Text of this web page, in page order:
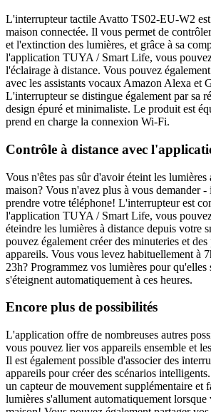
L'interrupteur tactile Avatto TS02-EU-W2
maison connectée. Il vous permet de
et l'extinction des lumières, et grâce à sa
l'application TUYA / Smart Life, vous
l'éclairage à distance. Vous pouvez
avec les assistants vocaux Amazon Alexa et
L'interrupteur se distingue également par sa
design épuré et minimaliste. Le produit est
prend en charge la connexion Wi-Fi.
Contrôle à distance avec
Vous n'êtes pas sûr d'avoir éteint les lumières
maison? Vous n'avez plus à vous demander
prendre votre téléphone! L'interrupteur est
l'application TUYA / Smart Life, vous
éteindre les lumières à distance depuis votre
pouvez également créer des minuteries et
appareils. Vous vous levez habituellement à
23h? Programmez vos lumières pour qu'elles
s'éteignent automatiquement à ces heures.
Encore plus de possibilités
L'application offre de nombreuses autres
vous pouvez lier vos appareils ensemble et
Il est également possible d'associer des
appareils pour créer des scénarios
un capteur de mouvement supplémentaire et
lumières s'allument automatiquement lorsque